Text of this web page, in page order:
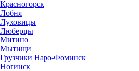
Красногорск
Лобня
Луховицы
Люберцы
Митино
Мытищи
Грузчики Наро-Фоминск
Ногинск